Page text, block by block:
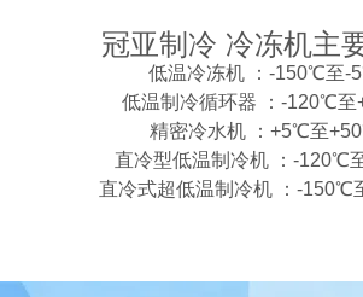
冠亚制冷 冷冻机主
低温冷冻机 ：-150℃至-
低温制冷循环器 ：-120℃
精密冷水机 ：+5℃至
直冷型低温制冷机 ：-120℃
直冷式超低温制冷机 ：-150℃